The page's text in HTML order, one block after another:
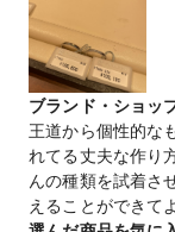
ラチナ＋ダイヤの
たかったので、婚
はピンクゴールド
のブランドには無
す。
この店舗の良かっ
購入手続き中、お
乾杯の写真を撮ら
の間も、その写真
ブランド・ショッ
王道から個性的な
れてる丈夫な作り
んの種類を試着さ
えることができて